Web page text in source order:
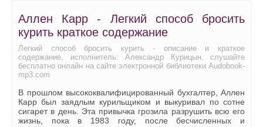
16.mp3
18.mp3
19.mp3
20.mp3
21.mp3
Аллен Карр - Легкий способ бросить
курить краткое содержание
Легкий способ бросить курить - описание и краткое
содержание, исполнитель: Александр Курицын, слушайте
бесплатно онлайн на сайте электронной библиотеки Audobook-
mp3.com
В прошлом высококвалифицированный бухгалтер, Аллен
Карр был заядлым курильщиком и выкуривал по сотне
сигарет в день. Эта привычка грозила разрушить всю его
жизнь, пока в 1983 году, после бесчисленных и